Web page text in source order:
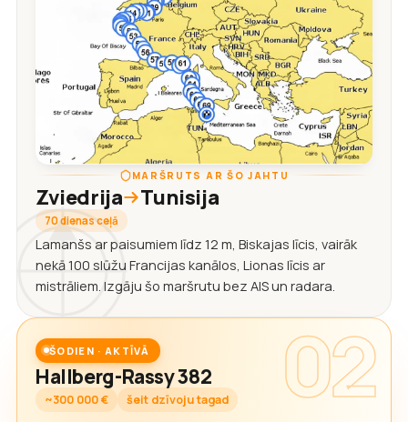
MARŠRUTS AR ŠO JAHTU
Zviedrija Tunisija
70 dienas ceļā
Lamanšs ar paisumiem līdz 12 m, Biskajas līcis, vairāk
nekā 100 slūžu Francijas kanālos, Lionas līcis ar
mistrāliem. Izgāju šo maršrutu bez AIS un radara.
02
ŠODIEN · AKTĪVĀ
Hallberg-Rassy 382
~300 000 € šeit dzīvoju tagad